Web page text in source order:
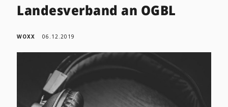
Landesverband an OGBL
WOXX 06.12.2019